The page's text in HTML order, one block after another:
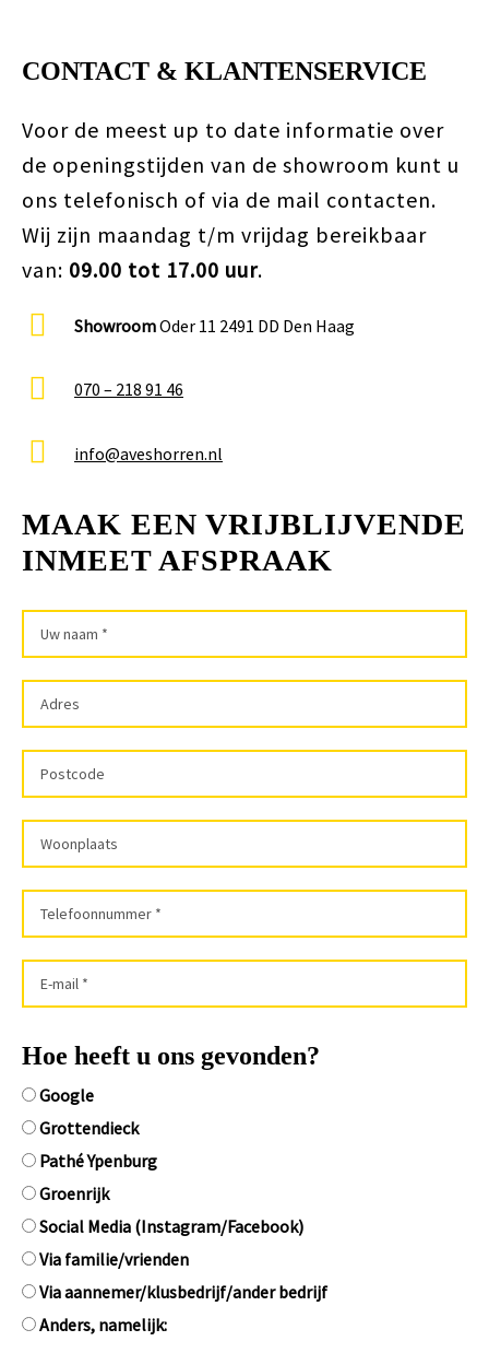
CONTACT & KLANTENSERVICE
Voor de meest up to date informatie over
de openingstijden van de showroom kunt u
ons telefonisch of via de mail contacten.
Wij zijn maandag t/m vrijdag bereikbaar
van: 09.00 tot 17.00 uur.
ShowroomOder 11 2491 DD Den Haag
070 – 218 91 46
info@aveshorren.nl
MAAK EEN VRIJBLIJVENDE
INMEET AFSPRAAK
Hoe heeft u ons gevonden?
Google
Grottendieck
Pathé Ypenburg
Groenrijk
Social Media (Instagram/Facebook)
Via familie/vrienden
Via aannemer/klusbedrijf/ander bedrijf
Anders, namelijk: